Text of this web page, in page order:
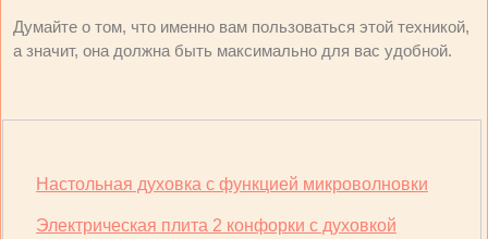
Думайте о том, что именно вам пользоваться этой техникой,
а значит, она должна быть максимально для вас удобной.
Настольная духовка с функцией микроволновки
Электрическая плита 2 конфорки с духовкой